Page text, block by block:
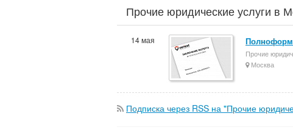
Прочие юридические услуги в
14 мая
Прочие
Москва
Подписка через RSS на "Прочие